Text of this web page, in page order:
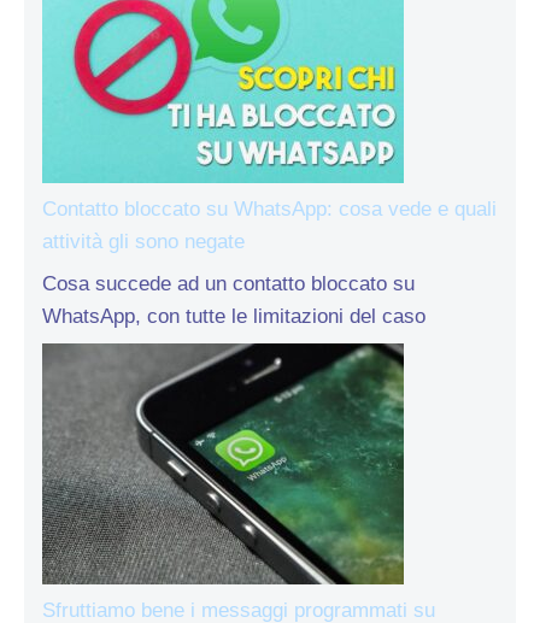
Contatto bloccato su WhatsApp: cosa vede e quali
attività gli sono negate
Cosa succede ad un contatto bloccato su
WhatsApp, con tutte le limitazioni del caso
Sfruttiamo bene i messaggi programmati su